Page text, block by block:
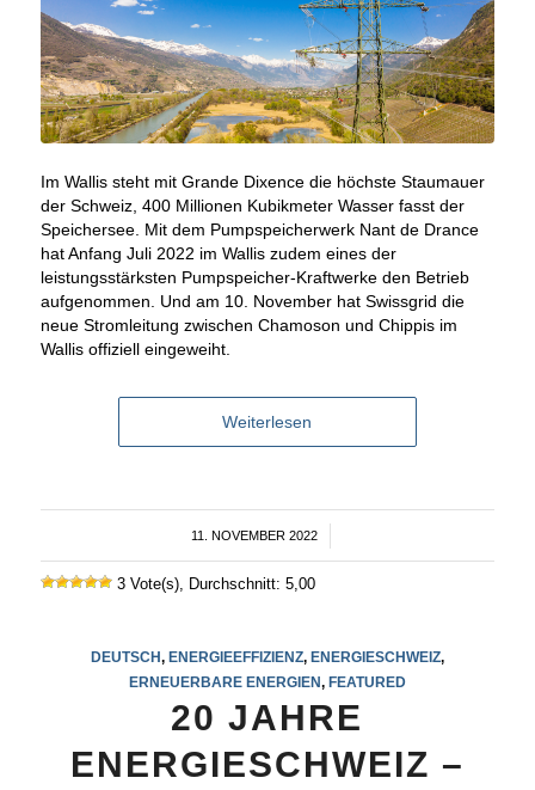
Im Wallis steht mit Grande Dixence die höchste Staumauer
der Schweiz, 400 Millionen Kubikmeter Wasser fasst der
Speichersee. Mit dem Pumpspeicherwerk Nant de Drance
hat Anfang Juli 2022 im Wallis zudem eines der
leistungsstärksten Pumpspeicher-Kraftwerke den Betrieb
aufgenommen. Und am 10. November hat Swissgrid die
neue Stromleitung zwischen Chamoson und Chippis im
Wallis offiziell eingeweiht.
Weiterlesen
11. NOVEMBER 2022
/
3 Vote(s), Durchschnitt: 5,00
DEUTSCH, ENERGIEEFFIZIENZ, ENERGIESCHWEIZ,
ERNEUERBARE ENERGIEN, FEATURED
20 JAHRE
ENERGIESCHWEIZ –